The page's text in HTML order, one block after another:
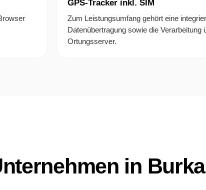
GPS-Tracker inkl. SIM
Zum Leistungsumfang gehört eine
Datenübertragung sowie die Verarbeitung
Ortungsserver.
in